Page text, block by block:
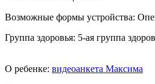
Возможные формы устройства:
Группа здоровья: 5-ая группа
О ребенке: видеоанкета Максима